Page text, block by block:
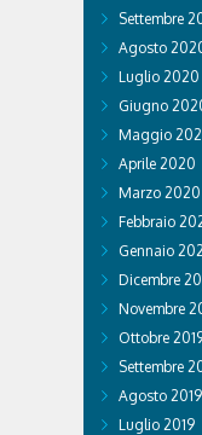
Settembre
Agosto
Luglio 2020
Giugno
Maggio
Aprile 2020
Marzo 2020
Febbraio
Gennaio
Dicembre
Novembre
Ottobre
Settembre
Agosto 2019
Luglio 2019